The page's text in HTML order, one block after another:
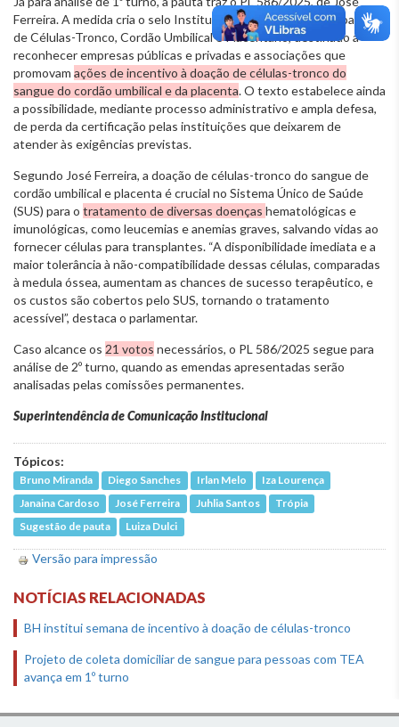
Ferreira. A medida cria o selo Instituição Amiga da Mulher Doadora
de Células-Tronco, Cordão Umbilical e Placentário, destinado a
reconhecer empresas públicas e privadas e associações que
promovam ações de incentivo à doação de células-tronco do
sangue do cordão umbilical e da placenta. O texto estabelece ainda
a possibilidade, mediante processo administrativo e ampla defesa,
de perda da certificação pelas instituições que deixarem de
atender às exigências previstas.
Segundo José Ferreira, a doação de células-tronco do sangue de
cordão umbilical e placenta é crucial no Sistema Único de Saúde
(SUS) para o tratamento de diversas doenças hematológicas e
imunológicas, como leucemias e anemias graves, salvando vidas ao
fornecer células para transplantes. “A disponibilidade imediata e a
maior tolerância à não-compatibilidade dessas células, comparadas
à medula óssea, aumentam as chances de sucesso terapêutico, e
os custos são cobertos pelo SUS, tornando o tratamento
acessível”, destaca o parlamentar.
Caso alcance os 21 votos necessários, o PL 586/2025 segue para
análise de 2º turno, quando as emendas apresentadas serão
analisadas pelas comissões permanentes.
Superintendência de Comunicação Institucional
Tópicos:
Bruno Miranda Diego Sanches Irlan Melo
Iza Lourença
Janaina Cardoso
José Ferreira Juhlia Santos
Trópia
Sugestão de pauta
Luiza Dulci
Versão para impressão
NOTÍCIAS RELACIONADAS
BH institui semana de incentivo à doação de células-tronco
Projeto de coleta domiciliar de sangue para pessoas com TEA
avança em 1º turno